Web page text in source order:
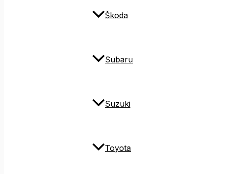
Škoda
Subaru
Suzuki
Toyota